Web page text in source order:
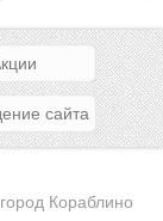
сайта
Кораблино